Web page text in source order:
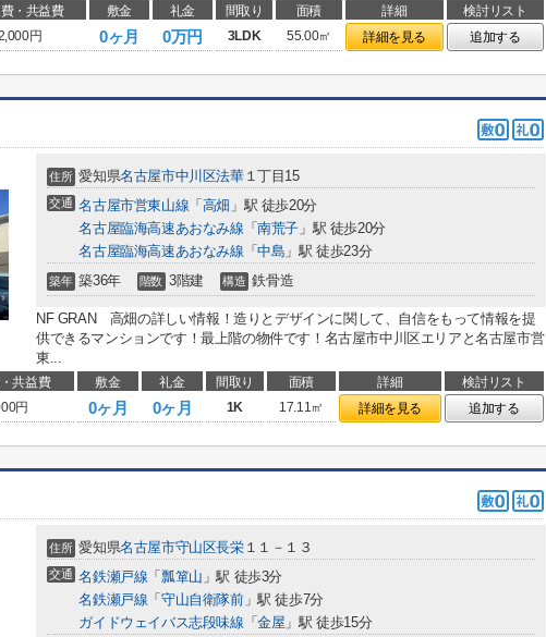
・共益費 敷金 礼金 間取り 面積 詳細
検討リスト
円 0ヶ月 0万円 3LDK 55.00㎡ 詳細を見る 追加する
住所 愛知県名古屋市中川区法華１丁目15
交通 名古屋市営東山線 「 高畑 」駅 徒歩20分
名古屋臨海高速あおなみ線 「南荒子 」駅 徒歩20分
名古屋臨海高速あおなみ線 「中島 」駅 徒歩23分
築年 築36年 階数 3階建 構造 鉄骨造
NF GRAN 高畑の詳しい情報！造りとデザインに関して、自信をもって情報を提
供できるマンションです！最上階の物件です！名古屋市中川区エリアと名古屋市営
東...
共益費 敷金 礼金 間取り 面積 詳細
検討リスト
円 0ヶ月 0ヶ月 1K 17.11㎡ 詳細を見る 追加する
住所 愛知県名古屋市守山区長栄１１－１３
交通 名鉄瀬戸線 「 瓢箪山 」駅 徒歩3分
名鉄瀬戸線 「 守山自衛隊前」駅 徒歩7分
ガイドウェイバス志段味線 「金屋 」駅 徒歩15分